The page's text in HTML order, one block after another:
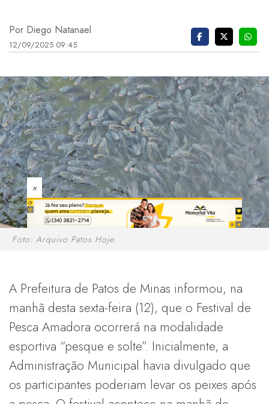
Por Diego Natanael
12/09/2025 09:45
×
Foto: Arquivo Patos Hoje.
A Prefeitura de Patos de Minas informou, na
manhã desta sexta-feira (12), que o Festival de
Pesca Amadora ocorrerá na modalidade
esportiva “pesque e solte”. Inicialmente, a
Administração Municipal havia divulgado que
os participantes poderiam levar os peixes após